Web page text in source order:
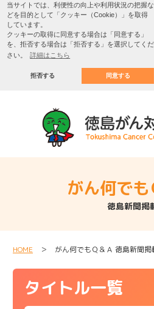
当サイトでは、利便性の向上や利用状況の把握な
どを目的として「クッキー（Cookie）」を取得
しています。
クッキーの取得に同意する場合は「同意する」
を、拒否する場合は「拒否する」を選択してくだ
さい。
詳細はこちら
拒否する 同意する
がん何でも
徳島新聞掲
HOME ＞ がん何でもＱ＆Ａ 徳島新聞掲
タイトル一覧